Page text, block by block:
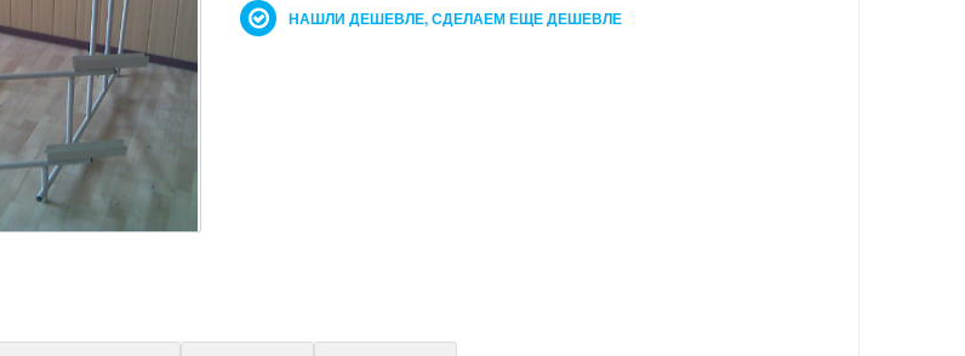
НАШЛИ ДЕШЕВЛЕ, СДЕЛАЕМ ЕЩЕ ДЕШЕВЛЕ